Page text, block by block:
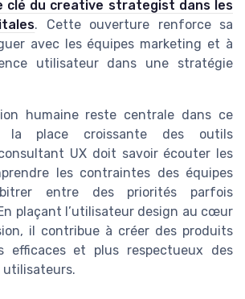
clé du creative strategist dans les
. Cette ouverture renforce sa
avec les équipes marketing et à
utilisateur dans une stratégie
humaine reste centrale dans ce
la place croissante des outils
UX doit savoir écouter les
les contraintes des équipes
entre des priorités parfois
plaçant l’utilisateur design au cœur
il contribue à créer des produits
efficaces et plus respectueux des
utilisateurs.